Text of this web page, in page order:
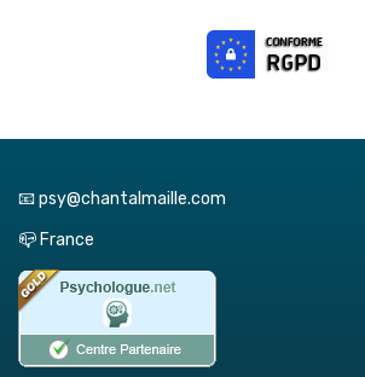
📧 psy@chantalmaille.com
📪 France